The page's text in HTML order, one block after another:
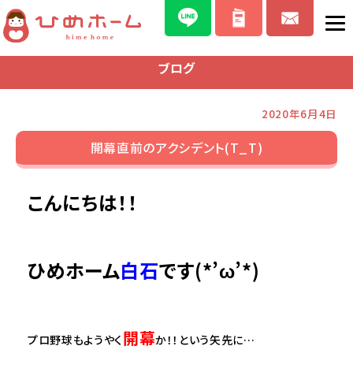
ブログ
2020年6月4日
開幕直前のアクシデント(T_T)
こんにちは！！
ひめホーム白石です(*’ω’*)
プロ野球もようやく 開幕か！！という矢先に…